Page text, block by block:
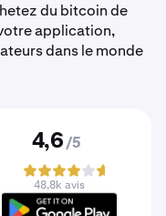
du bitcoin de
application,
dans le monde
4,6 /5
48,8k avis